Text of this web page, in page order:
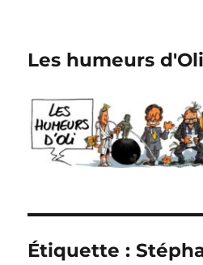
Les humeurs d'Oli
Étiquette :